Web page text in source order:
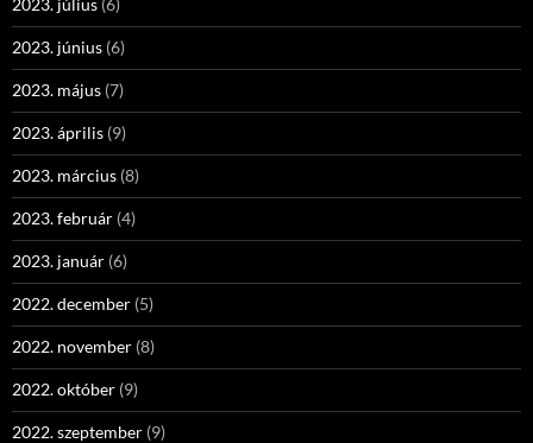
2023. július (6)
2023. június (6)
2023. május (7)
2023. április (9)
2023. március (8)
2023. február (4)
2023. január (6)
2022. december (5)
2022. november (8)
2022. október (9)
2022. szeptember (9)